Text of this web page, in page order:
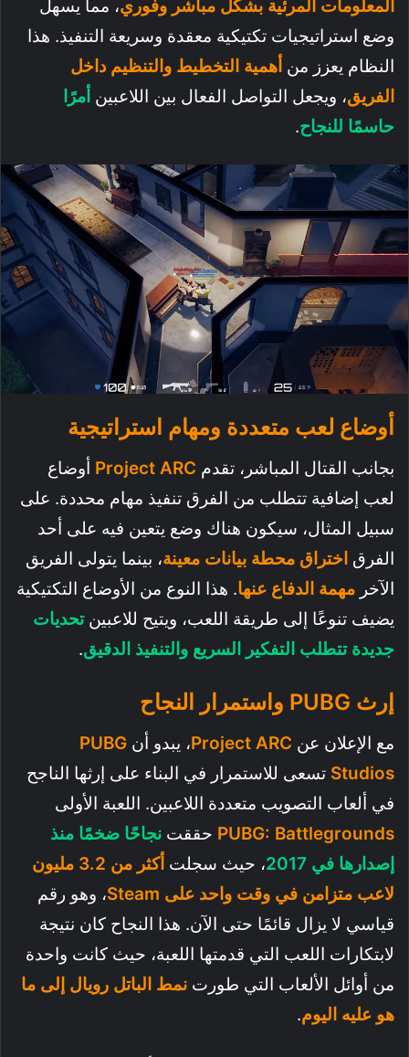
المعلومات المرئية بشكل مباشر وفوري، مما يسهل
وضع استراتيجيات تكتيكية معقدة وسريعة التنفيذ. هذا
النظام يعزز من أهمية التخطيط والتنظيم داخل
الفريق، ويجعل التواصل الفعال بين اللاعبين أمرًا
حاسمًا للنجاح.
أوضاع لعب متعددة ومهام استراتيجية
بجانب القتال المباشر، تقدم Project ARC أوضاع
لعب إضافية تتطلب من الفرق تنفيذ مهام محددة. على
سبيل المثال، سيكون هناك وضع يتعين فيه على أحد
الفرق اختراق محطة بيانات معينة، بينما يتولى الفريق
الآخر مهمة الدفاع عنها. هذا النوع من الأوضاع التكتيكية
يضيف تنوعًا إلى طريقة اللعب، ويتيح للاعبينتحديات
جديدة تتطلب التفكير السريع والتنفيذ الدقيق.
إرث PUBG واستمرار النجاح
مع الإعلان عن Project ARC، يبدو أن PUBG
Studios تسعى للاستمرار في البناء على إرثها الناجح
في ألعاب التصويب متعددة اللاعبين. اللعبة الأولى
PUBG: Battlegrounds حققت نجاحًا ضخمًا منذ
إصدارها في 2017
، حيث سجلت
أكثر من 3.2 مليون
لاعب متزامن في وقت واحد على Steam
، وهو رقم
قياسي لا يزال قائمًا حتى الآن. هذا النجاح كان نتيجة
لابتكارات اللعب التي قدمتها اللعبة، حيث كانت واحدة
من أوائل الألعاب التي طورت نمط الباتل رويال إلى ما
هو عليه اليوم.